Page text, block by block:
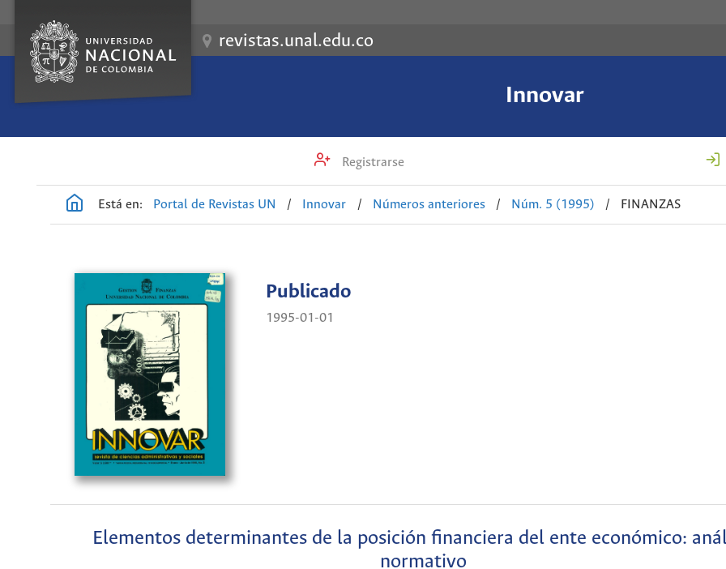
revistas.unal.edu.co
Innovar
Registrarse
Está en: Portal de Revistas UN / Innovar / Números anteriores / Núm. 5 (1995) / FINANZAS
Publicado
1995-01-01
Elementos determinantes de la posición financiera del ente económico:
normativo